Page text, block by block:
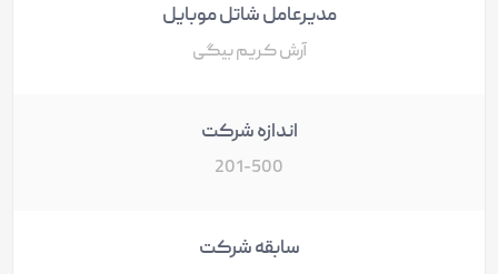
مدیرعامل شاتل موبایل
آرش کریم بیگی
اندازه شرکت
201-500
سابقه شرکت